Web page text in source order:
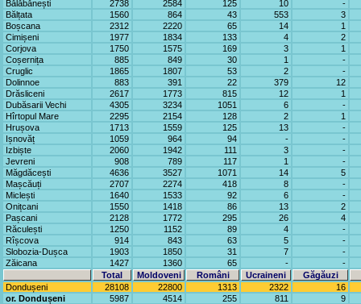
Bălăbănești 2738 2584 125 10
-
Bălțata
1560 864 43 553
3
Boșcana
2312 2220 65 14
1
Cimișeni
1977 1834 133 4
2
Corjova
1750 1575 169 3
1
Coșernița
885 849 30 1
-
Cruglic
1865 1807 53 2
-
Dolinnoe
883 391 22 379
12
Drăsliceni
2617 1773 815 12
1
Dubăsarii Vechi
4305 3234 1051 6
-
Hîrtopul Mare
2295 2154 128 2
1
Hrușova
1713 1559 125 13
-
Ișnovăț
1059 964 94 -
-
Izbiște
2060 1942 111 3
-
Jevreni
908 789 117 1
-
Măgdăcești
4636 3527 1071 14
5
Mașcăuți
2707 2274 418 8
-
Miclești
1640 1533 92 6
-
Onițcani
1550 1418 86 13
2
Pașcani
2128 1772 295 26
4
Răculești
1250 1152 89 4
-
Rîșcova
914 843 63 5
-
Slobozia-Dușca
1903 1850 31 7
-
Zăicana
1427 1360 65 -
-
Total
Moldoveni Români Ucraineni
Găgăuzi
Dondușeni
28108 22800 1313 2322
16
or. Dondușeni
5987 4514 255 811
9